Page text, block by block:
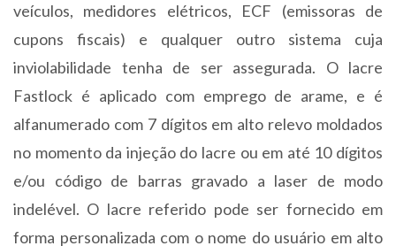
veículos, medidores elétricos, ECF (emissoras de
cupons fiscais) e qualquer outro sistema cuja
inviolabilidade tenha de ser assegurada. O lacre
Fastlock é aplicado com emprego de arame, e é
alfanumerado com 7 dígitos em alto relevo moldados
no momento da injeção do lacre ou em até 10 dígitos
e/ou código de barras gravado a laser de modo
indelével. O lacre referido pode ser fornecido em
forma personalizada com o nome do usuário em alto